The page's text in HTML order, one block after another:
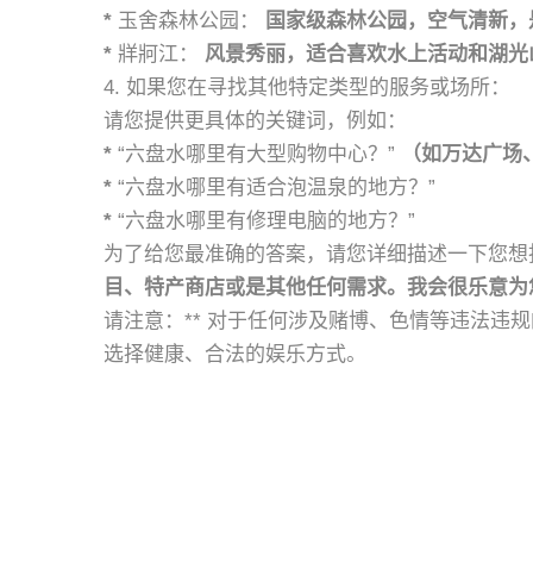
* 玉舍森林公园：
国家级森林公园，空气清新
* 牂牁江：
风景秀丽，适合喜欢水上活动和湖
4. 如果您在寻找其他特定类型的服务或场所：
请您提供更具体的关键词，例如：
* “六盘水哪里有大型购物中心？” （如万达广场
* “六盘水哪里有适合泡温泉的地方？”
* “六盘水哪里有修理电脑的地方？”
为了给您最准确的答案，请您详细描述一下您想
目、特产商店或是其他任何需求。我会很乐意
请注意：** 对于任何涉及赌博、色情等违法违
选择健康、合法的娱乐方式。